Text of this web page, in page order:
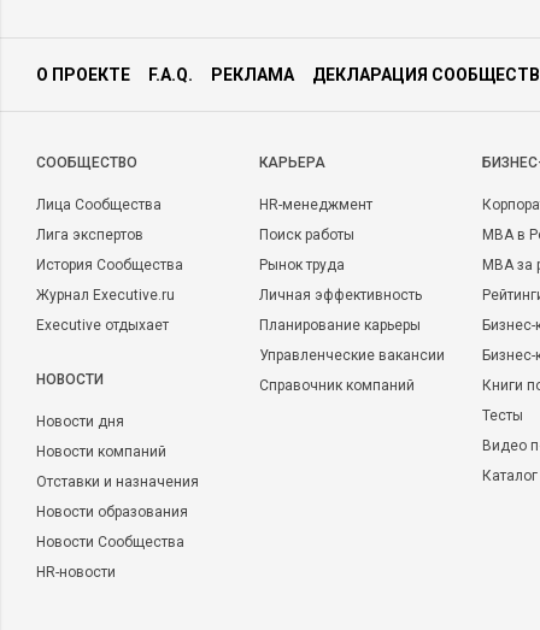
О ПРОЕКТЕ F.A.Q. РЕКЛАМА ДЕКЛАРАЦИЯ
CООБЩЕСТВО
Лица Сообщества
Лига экспертов
История Сообщества
Журнал Executive.ru
Executive отдыхает
НОВОСТИ
Новости дня
Новости компаний
Отставки и назначения
Новости образования
Новости Сообщества
HR-новости
КАРЬЕРА
HR-менеджмент
Поиск работы
Рынок труда
Личная эффективность
Планирование карьеры
Управленческие вакансии
Справочник компаний
MBA в
MBA
Бизнес-
Книги
Тесты
Видео